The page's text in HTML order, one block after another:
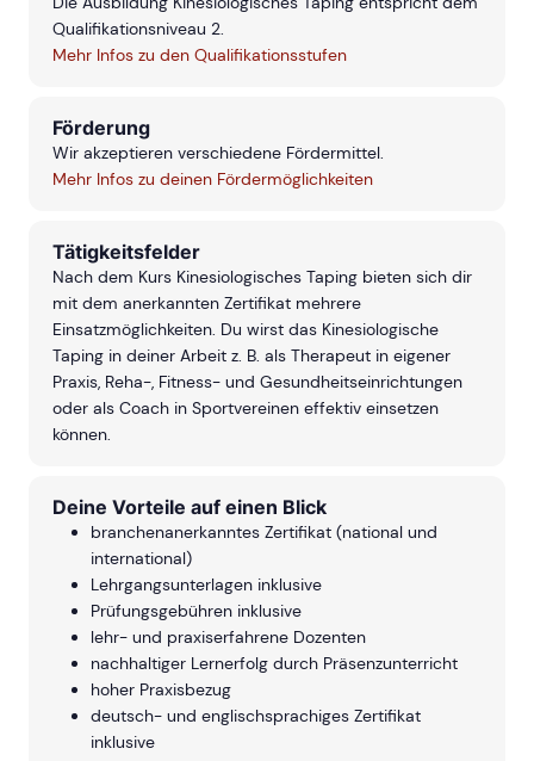
Qualifikationsniveau 2.
Mehr Infos zu den Qualifikationsstufen
Förderung
Wir akzeptieren verschiedene Fördermittel.
Mehr Infos zu deinen Fördermöglichkeiten
Tätigkeitsfelder
Nach dem Kurs Kinesiologisches Taping bieten sich dir
mit dem anerkannten Zertifikat mehrere
Einsatzmöglichkeiten. Du wirst das Kinesiologische
Taping in deiner Arbeit z. B. als Therapeut in eigener
Praxis, Reha-, Fitness- und Gesundheitseinrichtungen
oder als Coach in Sportvereinen effektiv einsetzen
können.
Deine Vorteile auf einen Blick
branchenanerkanntes Zertifikat (national und
international)
Lehrgangsunterlagen inklusive
Prüfungsgebühren inklusive
lehr- und praxiserfahrene Dozenten
nachhaltiger Lernerfolg durch Präsenzunterricht
hoher Praxisbezug
deutsch- und englischsprachiges Zertifikat
inklusive